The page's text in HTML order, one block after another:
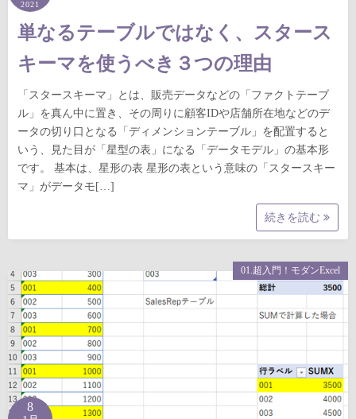
2021
単なるテーブルではなく、スタース
キーマを使うべき３つの理由
「スタースキーマ」とは、販売データなどの「ファクトテーブ
ル」を真ん中に置き、その周りに顧客IDや店舗所在地などのデ
ータの切り口となる「ディメンションテーブル」を配置すると
いう、見た目が「星型の表」になる「データモデル」の基本形
です。 基本は、星形の表 星形の表という意味の「スタースキー
マ」がデータモ[…]
続きを読む
01.超入門！モダンExcel
8